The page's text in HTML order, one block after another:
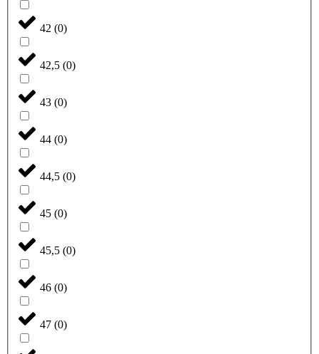
42 (0)
42,5 (0)
43 (0)
44 (0)
44,5 (0)
45 (0)
45,5 (0)
46 (0)
47 (0)